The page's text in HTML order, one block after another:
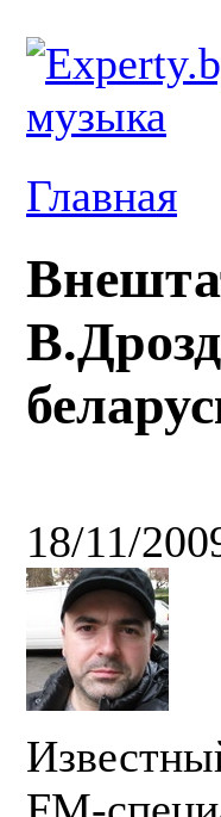
Главная
18/11/